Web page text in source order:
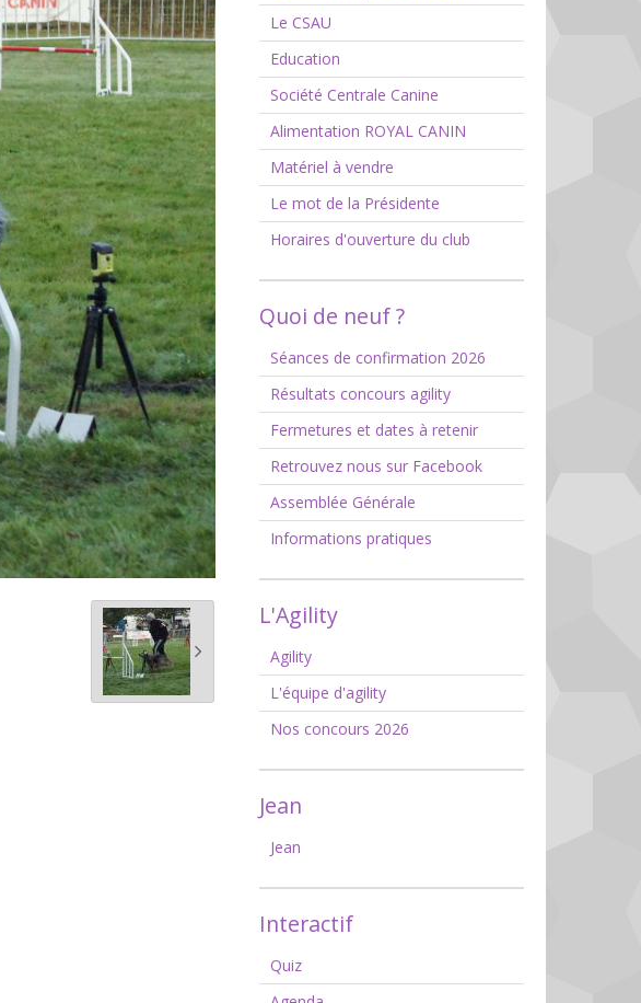
Le CSAU
Education
Société Centrale Canine
Alimentation ROYAL CANIN
Matériel à vendre
Le mot de la Présidente
Horaires d'ouverture du club
Quoi de neuf ?
Séances de confirmation 2026
Résultats concours agility
Fermetures et dates à retenir
Retrouvez nous sur Facebook
Assemblée Générale
Informations pratiques
L'Agility
Agility
L'équipe d'agility
Nos concours 2026
Jean
Jean
Interactif
Quiz